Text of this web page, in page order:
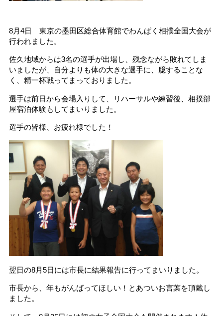
8月4日 東京の墨田区総合体育館でわんぱく相撲全国大会が
行われました。
佐久地域からは3名の選手が出場し、残念ながら敗れてしま
いましたが、自分よりも体の大きな選手に、臆することな
く、精一杯戦ってまっておりました。
選手は前日から会場入りして、リハーサルや練習後、相撲部
屋宿泊体験もしてまいりました。
選手の皆様、お疲れ様でした！
翌日の8月5日には市長に結果報告に行ってまいりました。
市長から、年もがんばってほしい！とあついお言葉を頂戴し
ました。